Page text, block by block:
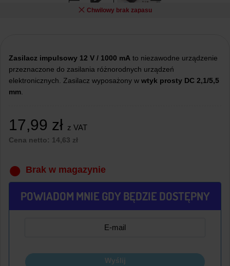
Chwilowy brak zapasu
Zasilacz impulsowy 12 V / 1000 mA to niezawodne urządzenie
przeznaczone do zasilania różnorodnych urządzeń
elektronicznych. Zasilacz wyposażony w wtyk prosty DC 2,1/5,5
mm
17,99 zł z VAT
Cena netto: 14,63 zł
Brak w magazynie
POWIADOM MNIE GDY BĘDZIE DOSTĘPNY
Wyślij